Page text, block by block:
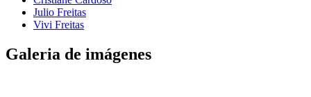
Julio Freitas
Vivi Freitas
Galeria de imágenes